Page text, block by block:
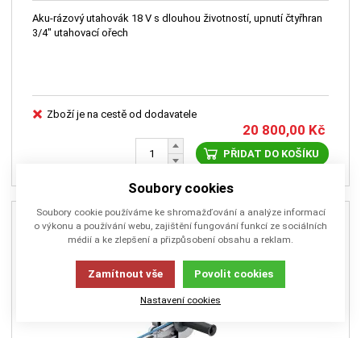
Aku-rázový utahovák 18 V s dlouhou životností, upnutí čtyřhran
3/4" utahovací ořech
Zboží je na cestě od dodavatele
20 800,00 Kč
PŘIDAT DO KOŠÍKU
Novinka
Soubory cookies
Soubory cookie používáme ke shromažďování a analýze informací
o výkonu a používání webu, zajištění fungování funkcí ze sociálních
médií a ke zlepšení a přizpůsobení obsahu a reklam.
Zamítnout vše Povolit cookies
Nastavení cookies